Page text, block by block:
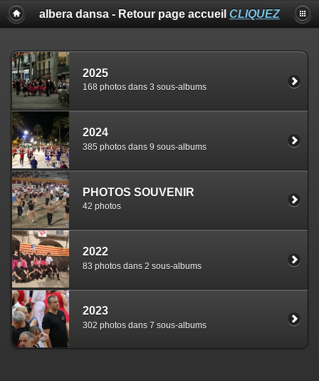
albera dansa - Retour page accueil CLIQUEZ
2025
168 photos dans 3 sous-albums
2024
385 photos dans 9 sous-albums
PHOTOS SOUVENIR
42 photos
2022
83 photos dans 2 sous-albums
2023
302 photos dans 7 sous-albums